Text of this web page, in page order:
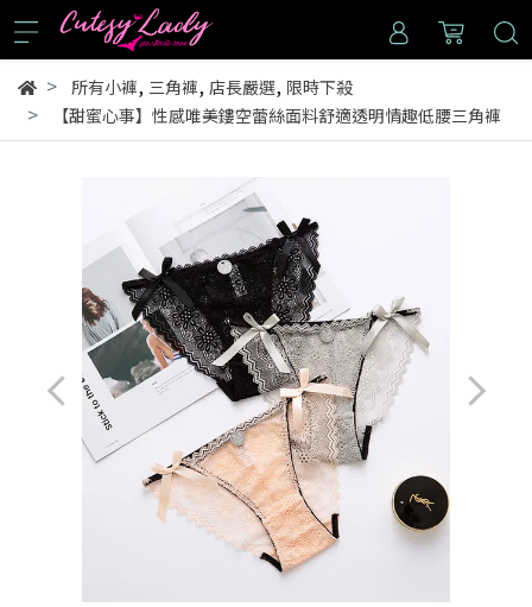
所有小褲, 三角褲, 店長嚴選, 限時下殺
【甜蜜心事】性感唯美鏤空蕾絲面料舒適透明情趣低腰三角褲